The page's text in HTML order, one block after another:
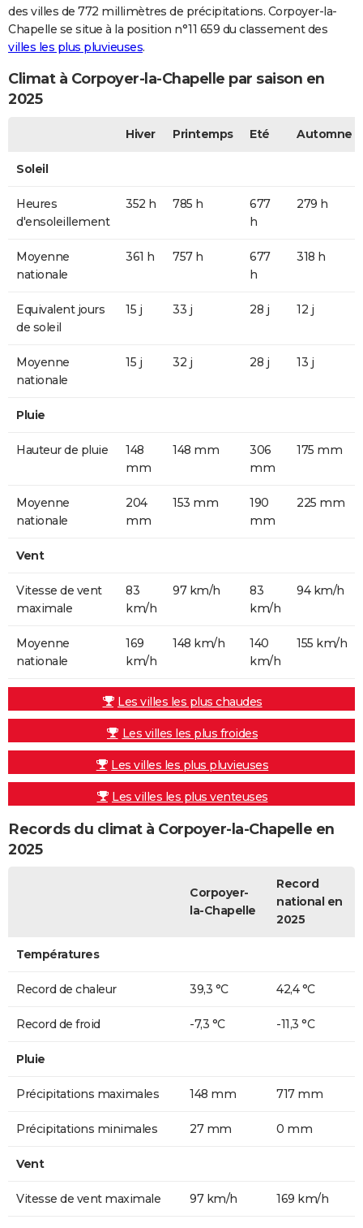
des villes de 772 millimètres de précipitations. Corpoyer-la-
Chapelle se situe à la position n°11 659 du classement des
villes les plus pluvieuses.
Climat à Corpoyer-la-Chapelle par saison en
2025
Hiver Printemps Eté Automne
Soleil
Heures
d'ensoleillement
352 h 785 h
677
h
279 h
Moyenne
nationale
361 h 757 h
677
h
318 h
Equivalent jours
de soleil
15 j 33 j 28 j 12 j
Moyenne
nationale
15 j 32 j 28 j 13 j
Pluie
Hauteur de pluie
148
mm
148 mm
306
mm
175 mm
Moyenne
nationale
204
mm
153 mm
190
mm
225 mm
Vent
Vitesse de vent
maximale
83
km/h
97 km/h
83
km/h
94 km/h
Moyenne
nationale
169
km/h
148 km/h
140
km/h
155 km/h
Les villes les plus chaudes
Les villes les plus froides
Les villes les plus pluvieuses
Les villes les plus venteuses
Records du climat à Corpoyer-la-Chapelle en
2025
Corpoyer-
la-Chapelle
Record
national en
2025
Températures
Record de chaleur 39,3 °C 42,4 °C
Record de froid -7,3 °C -11,3 °C
Pluie
Précipitations maximales 148 mm 717 mm
Précipitations minimales 27 mm 0 mm
Vent
Vitesse de vent maximale 97 km/h 169 km/h